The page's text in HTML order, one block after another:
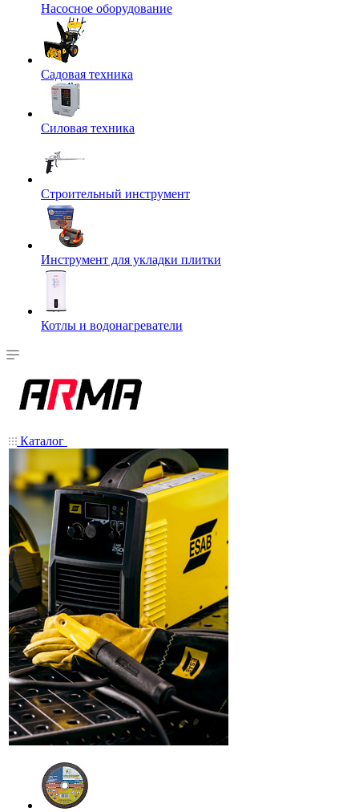
Насосное оборудование
Садовая техника
Силовая техника
Строительный инструмент
Инструмент для укладки плитки
Котлы и водонагреватели
Каталог